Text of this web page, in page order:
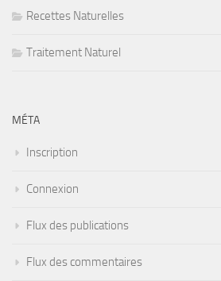
Recettes Naturelles
Traitement Naturel
MÉTA
Inscription
Connexion
Flux des publications
Flux des commentaires